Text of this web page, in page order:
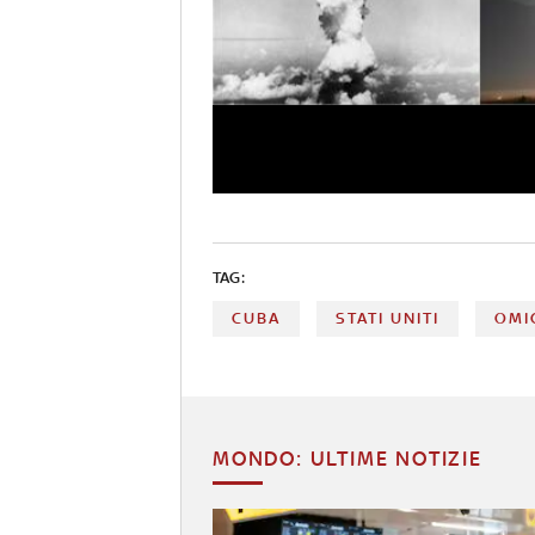
TAG:
CUBA STATI UNITI
MONDO: ULTIME NOTIZIE